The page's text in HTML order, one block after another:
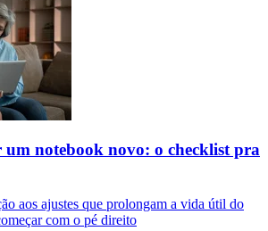
notebook novo: o checklist pra
aos ajustes que prolongam a vida útil do
com o pé direito